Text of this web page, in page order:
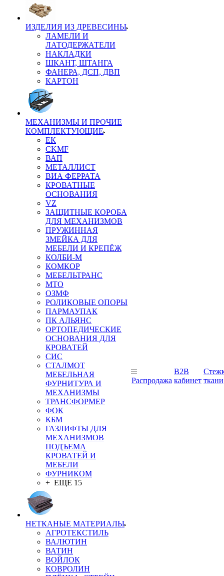
ИЗДЕЛИЯ ИЗ ДРЕВЕСИНЫ
ЛАМЕЛИ И
ЛАТОДЕРЖАТЕЛИ
НАКЛАДКИ
ШКАНТ, ШТАНГА
ФАНЕРА, ДСП, ДВП
КАРТОН
МЕХАНИЗМЫ И ПРОЧИЕ
КОМПЛЕКТУЮЩИЕ
ЕК
CKMF
ВАП
МЕТАЛЛИСТ
ВИА ФЕРРАТА
КРОВАТНЫЕ
ОСНОВАНИЯ
VZ
ЗАЩИТНЫЕ КОРОБА
ДЛЯ МЕХАНИЗМОВ
ПРУЖИННАЯ
ЗМЕЙКА ДЛЯ
МЕБЕЛИ И КРЕПЁЖ
КОЛБИ-М
КОМКОР
МЕБЕЛЬТРАНС
MTO
ОЗМФ
РОЛИКОВЫЕ ОПОРЫ
ПАРМАУПАК
ПК АЛЬЯНС
ОРТОПЕДИЧЕСКИЕ
ОСНОВАНИЯ ДЛЯ
КРОВАТЕЙ
СИС
СТАЛМОТ
МЕБЕЛЬНАЯ
ФУРНИТУРА И
МЕХАНИЗМЫ
ТРАНСФОРМЕР
ФОК
КБМ
ГАЗЛИФТЫ ДЛЯ
МЕХАНИЗМОВ
ПОДЪЕМА
КРОВАТЕЙ И
МЕБЕЛИ
ФУРНИКОМ
+ ЕЩЕ 15
НЕТКАНЫЕ МАТЕРИАЛЫ
АГРОТЕКСТИЛЬ
ВАЛЮТИН
ВАТИН
ВОЙЛОК
КОВРОЛИН
Распродажа
B2B
кабинет ткани